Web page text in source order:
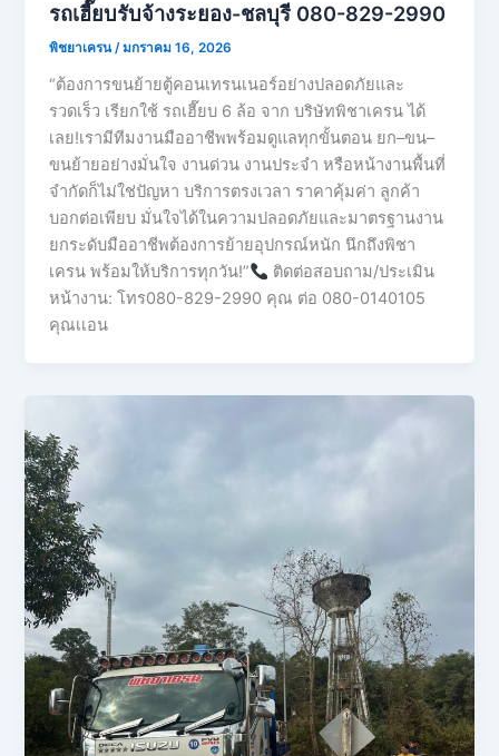
รถเฮี๊ยบรับจ้างระยอง-ชลบุรี 080-829-2990
พิชยาเครน/มกราคม 16, 2026
“ต้องการขนย้ายตู้คอนเทรนเนอร์อย่างปลอดภัยและ
รวดเร็ว เรียกใช้ รถเฮี๊ยบ 6 ล้อ จาก บริษัทพิชาเครน ได้
เลย!เรามีทีมงานมืออาชีพพร้อมดูแลทุกขั้นตอน ยก–ขน–
ขนย้ายอย่างมั่นใจ งานด่วน งานประจำ หรือหน้างานพื้นที่
จำกัดก็ไม่ใช่ปัญหา บริการตรงเวลา ราคาคุ้มค่า ลูกค้า
บอกต่อเพียบ มั่นใจได้ในความปลอดภัยและมาตรฐานงาน
ยกระดับมืออาชีพต้องการย้ายอุปกรณ์หนัก นึกถึงพิชา
เครน พร้อมให้บริการทุกวัน!”
ติดต่อสอบถาม/ประเมิน
หน้างาน: โทร080-829-2990 คุณ ต่อ 080-0140105
คุณเเอน